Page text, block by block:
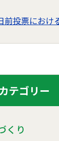
前投票におけ
カテゴリー
くり